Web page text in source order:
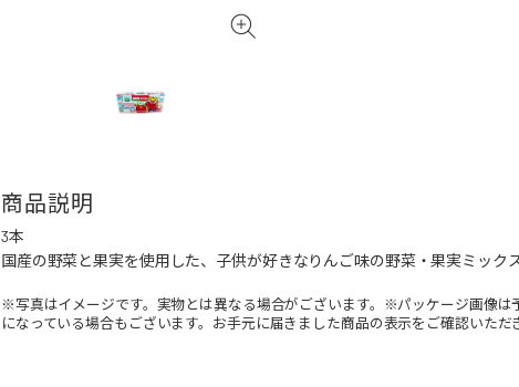
商品説明
3本
国産の野菜と果実を使用した、子供が好きなりんご味の野菜・果実ミック
※写真はイメージです。実物とは異なる場合がございます。※パッケージ画像
になっている場合もございます。お手元に届きました商品の表示をご確認いただ